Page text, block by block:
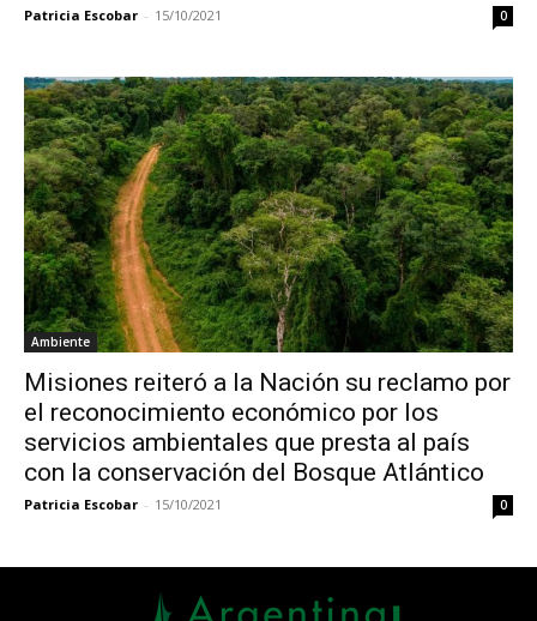
Patricia Escobar - 15/10/2021 0
Ambiente
Misiones reiteró a la Nación su reclamo por
el reconocimiento económico por los
servicios ambientales que presta al país
con la conservación del Bosque Atlántico
Patricia Escobar - 15/10/2021 0